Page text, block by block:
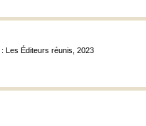
: Les Éditeurs réunis, 2023